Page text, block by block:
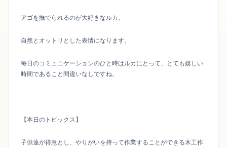
アゴを撫でられるのが大好きなルカ。
自然とオットリとした表情になります。
毎日のコミュニケーションのひと時はルカにとって、とても嬉しい
時間であること間違いなしですね。
【本日のトピックス】
子供達が得意とし、やりがいを持って作業することができる木工作